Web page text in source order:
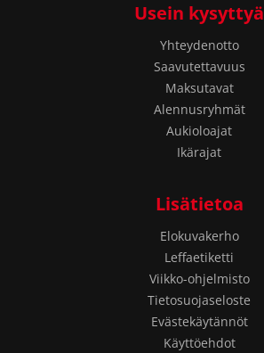
Usein kysyttyä
Yhteydenotto
Saavutettavuus
Maksutavat
Alennusryhmät
Aukioloajat
Ikärajat
Lisätietoa
Elokuvakerho
Leffaetiketti
Viikko-ohjelmisto
Tietosuojaseloste
Evästekäytännöt
Käyttöehdot